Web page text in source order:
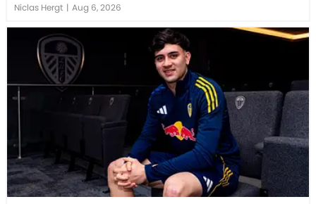
Niclas Hergt | Aug 6, 2026